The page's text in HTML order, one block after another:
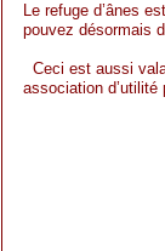
Le refuge d’ânes
pouvez désormais
Ceci est aussi
association d’utilité